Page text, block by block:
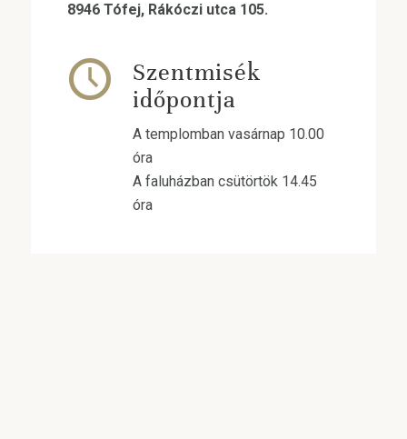
8946 Tófej, Rákóczi utca 105.
Szentmisék
időpontja
A templomban vasárnap 10.00
óra
A faluházban csütörtök 14.45
óra